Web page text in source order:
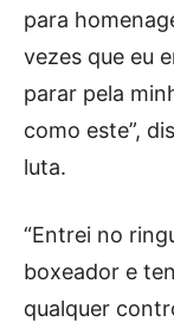
para
vezes que eu
parar pela
como este”,
luta.
“Entrei no
boxeador e
qualquer